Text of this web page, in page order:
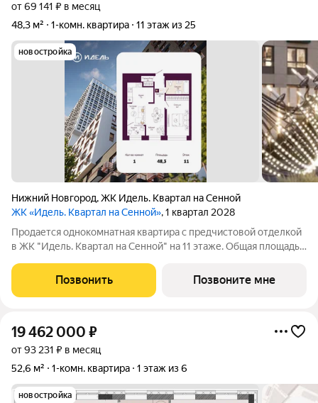
от 69 141 ₽ в месяц
48,3 м²
1-комн. квартира 11 этаж из 25
новостройка
Нижний Новгород,ЖК Идель. Квартал на Сенной
ЖК «Идель. Квартал на Сенной», 1 квартал 2028
Продается однокомнатная квартира с предчистовой отделкой
в ЖК "Идель. Квартал на Сенной" на 11 этаже. Общая площадь:
столовой: 19.5 кв.м. Все окна выходят на одну сторону. В
квартире одна
Позвонить Позвоните мне
19 462 000 ₽
от 93 231 ₽ в месяц
52,6 м²
1-комн. квартира 1 этаж из 6
новостройка